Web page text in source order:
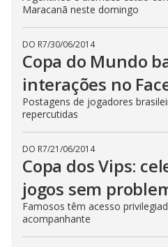
Maracanã neste domingo
DO R7/30/06/2014
Copa do Mundo
interações no
Postagens de jogadores
repercutidas
DO R7/21/06/2014
Copa dos Vips:
jogos sem
Famosos têm acesso
acompanhante